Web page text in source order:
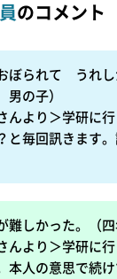
のコメント
ぼられて　うれ
男の子）
んより＞学研に
と毎回訊きます
難しかった。（四
んより＞学研に
本人の意思で続け